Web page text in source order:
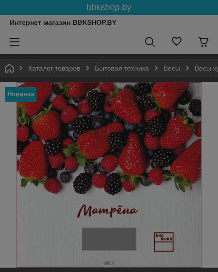
bbkshop.by
Интернет магазин BBKSHOP.BY
Каталог товаров Бытовая техника Весы Весы
Новинка